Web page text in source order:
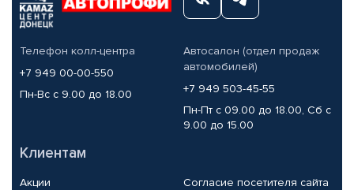
Телефон колл-центра
+7 949 00-00-550
Пн-Вс с 9.00 до 18.00
Автосалон (отдел продаж
автомобилей)
+7 949 503-45-55
Пн-Пт с 09.00 до 18.00, Сб с
9.00 до 15.00
Клиентам
Акции
Согласие посетителя сайта